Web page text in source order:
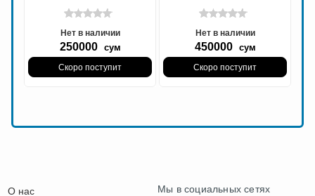
мг, 100 мягких таблеток
Нет в наличии
250000 сум
Скоро поступит
высокоэффективная
омега-3 из морской
Нет в наличии
450000 сум
Скоро поступит
О нас Мы в социальных сетях